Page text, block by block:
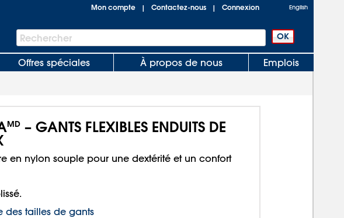
Mon compte | Contactez-nous | Connexion English
Barre
de
recherche
Rechercher
Offres spéciales À propos de nous Emplois
MD– GANTS FLEXIBLES ENDUITS DE
en nylon souple pour une dextérité et un confort
des tailles de gants